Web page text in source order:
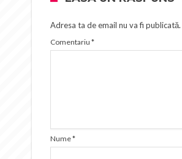
Adresa ta de email nu va fi publicată.
Comentariu *
Nume*